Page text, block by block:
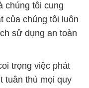
chúng tôi cung
của chúng tôi luôn
sử dụng an toàn
trọng việc phát
tuân thủ mọi quy